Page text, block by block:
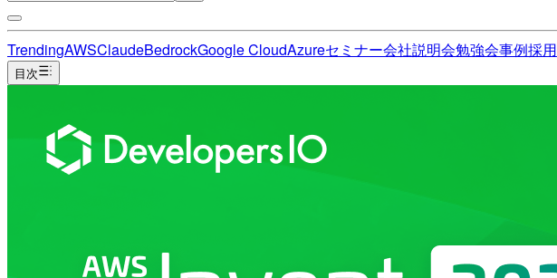
TrendingAWSClaudeBedrockGoogle CloudAzureセミナー会社説明会勉強会事例採用
目次